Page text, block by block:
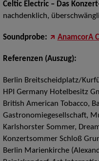
Celtic Electric – Das
nachdenklich,
Soundprobe: AnamcorA
Referenzen (Auszug):
Berlin Breitscheidplatz/
HPI Germany Hotelbesitz
British American Tobacco,
Gastronomiegesellschaft,
Karlshorster Sommer,
Konzertsommer Schloß
Berlin Marienkirche